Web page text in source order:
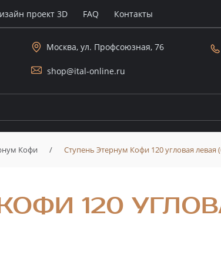
проект 3D FAQ Контакты
Москва, ул. Профсоюзная, 76
shop@ital-online.ru
Кофи / Ступень Этернум Кофи 120 угловая левая
120